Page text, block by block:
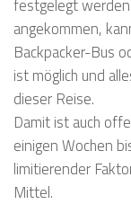
festgelegt
angekommen,
Backpacker-Bus
ist möglich und
dieser Reise.
Damit ist auch
einigen Wochen
limitierender
Mittel.